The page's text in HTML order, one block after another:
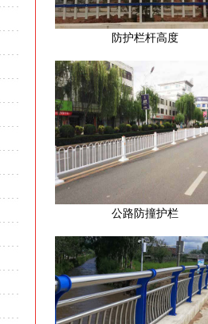
防护栏杆高度
公路防撞护栏